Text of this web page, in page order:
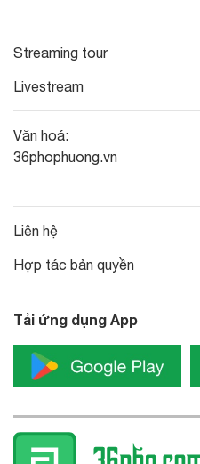
Streaming tour
Livestream
Văn hoá:
36phophuong.vn
Liên hệ
Hợp tác bản quyền
Tải ứng dụng App